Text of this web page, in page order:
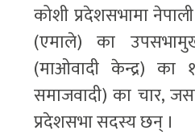
कोशी प्रदेशसभामा
(एमाले) का
(माओवादी केन्द्र)
समाजवादी) का चार,
प्रदेशसभा सदस्य छन् ।